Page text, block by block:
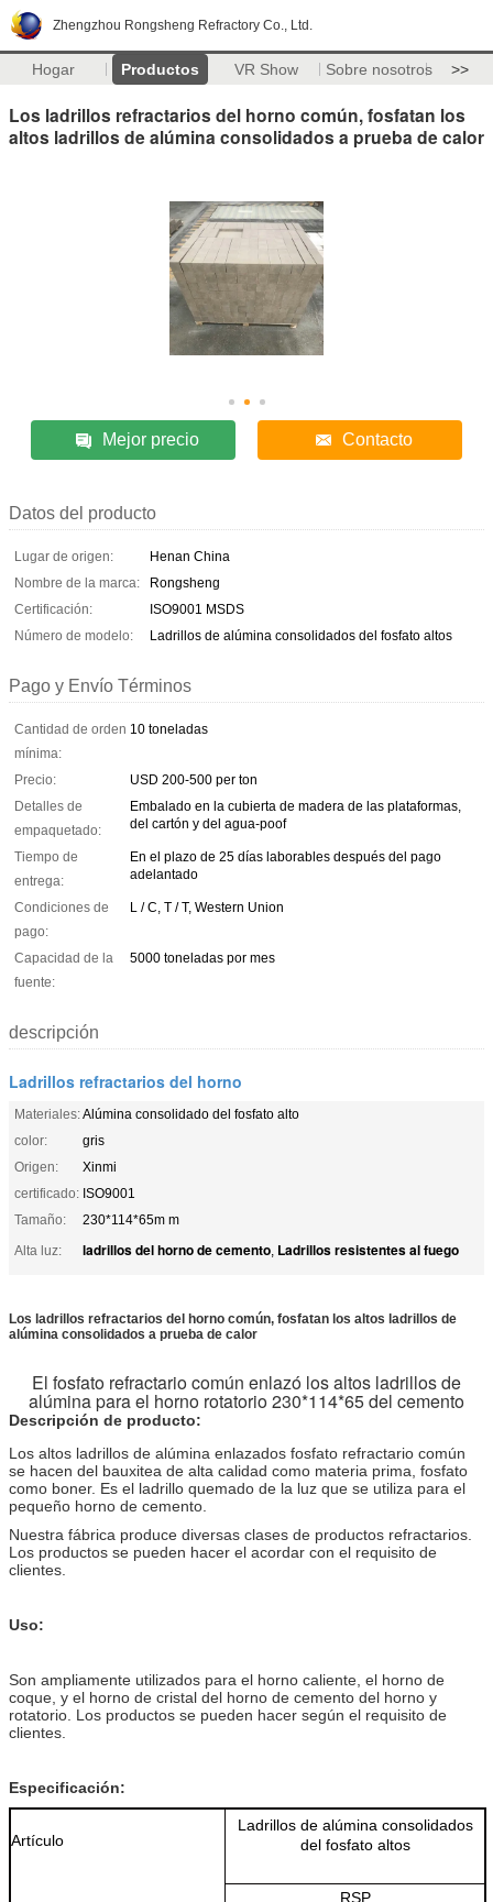
Zhengzhou Rongsheng Refractory Co., Ltd.
Hogar Productos VR Show Sobre nosotros >>
Los ladrillos refractarios del horno común, fosfatan los
altos ladrillos de alúmina consolidados a prueba de calor
Mejor precio Contacto
Datos del producto
Lugar de origen:
Henan China
Nombre de la marca:
Rongsheng
Certificación:
ISO9001 MSDS
Número de modelo:
Ladrillos de alúmina consolidados del fosfato altos
Pago y Envío Términos
Cantidad de orden
mínima:
10 toneladas
Precio:
USD 200-500 per ton
Detalles de
empaquetado:
Embalado en la cubierta de madera de las plataformas,
del cartón y del agua-poof
Tiempo de
entrega:
En el plazo de 25 días laborables después del pago
adelantado
Condiciones de
pago:
L / C, T / T, Western Union
Capacidad de la
fuente:
5000 toneladas por mes
descripción
Ladrillos refractarios del horno
Materiales:Alúmina consolidado del fosfato alto
color:
gris
Origen:
Xinmi
certificado: ISO9001
Tamaño:
230*114*65m m
Alta luz:
ladrillos del horno de cemento, Ladrillos resistentes al fuego
Los ladrillos refractarios del horno común, fosfatan los altos ladrillos de
alúmina consolidados a prueba de calor
El fosfato refractario común enlazó los altos ladrillos de
alúmina para el horno rotatorio 230*114*65 del cemento
Descripción de producto:
Los altos ladrillos de alúmina enlazados fosfato refractario común
se hacen del bauxitea de alta calidad como materia prima, fosfato
como boner. Es el ladrillo quemado de la luz que se utiliza para el
pequeño horno de cemento.
Nuestra fábrica produce diversas clases de productos refractarios.
Los productos se pueden hacer el acordar con el requisito de
clientes.
Uso:
Son ampliamente utilizados para el horno caliente, el horno de
coque, y el horno de cristal del horno de cemento del horno y
rotatorio. Los productos se pueden hacer según el requisito de
clientes.
Especificación:
Artículo
Ladrillos de alúmina consolidados
del fosfato altos
RSP